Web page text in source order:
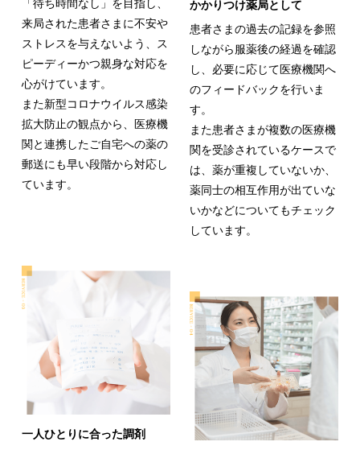
「待ち時間なし」を目指し、
来局された患者さまに不安や
ストレスを与えないよう、ス
ピーディーかつ親身な対応を
心がけています。
また新型コロナウイルス感染
拡大防止の観点から、医療機
関と連携したご自宅への薬の
郵送にも早い段階から対応し
ています。
かかりつけ薬局として
患者さまの過去の記録を参照
しながら服薬後の経過を確認
し、必要に応じて医療機関へ
のフィードバックを行いま
す。
また患者さまが複数の医療機
関を受診されているケースで
は、薬が重複していないか、
薬同士の相互作用が出ていな
いかなどについてもチェック
しています。
一人ひとりに合った調剤